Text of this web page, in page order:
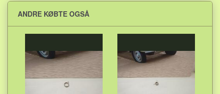
ANDRE KØBTE OGSÅ